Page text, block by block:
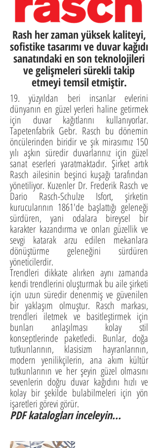
Rash her zaman yüksek kaliteyi,
sofistike tasarımı ve duvar kağıdı
sanatındaki en son teknolojileri
ve gelişmeleri sürekli takip
etmeyi temsil etmiştir.
19. yüzyıldan beri insanlar evlerini
dünyanın en güzel yerleri haline getirmek
için duvar kağıtlarını kullanıyorlar.
Tapetenfabrik Gebr. Rasch bu dönemin
öncülerinden biridir ve şık mirasımız 150
yılı aşkın süredir duvarlarınız için güzel
sanat eserleri yaratmaktadır. Şirket artık
Rasch ailesinin beşinci kuşağı tarafından
yönetiliyor. Kuzenler Dr. Frederik Rasch ve
Dario Rasch-Schulze Isfort, şirketin
kurucularının 1861'de başlattığı geleneği
sürdüren, yani odalara bireysel bir
karakter kazandırma ve onları güzellik ve
sevgi katarak arzu edilen mekanlara
dönüştürme geleneğini sürdüren
yöneticilerdir.
Trendleri dikkate alırken aynı zamanda
kendi trendlerini oluşturmak bu aile şirketi
için uzun süredir denenmiş ve güvenilen
bir yaklaşım olmuştur. Rasch markası,
trendleri iletmek ve basitleştirmek için
bunları anlaşılması kolay stil
konseptlerinde paketledi. Bunlar, doğa
tutkunlarının, klasisizm hayranlarının,
modern yenilikçilerin, ana akım kültür
tutkunlarının ve her şeyin güzel olmasını
sevenlerin doğru duvar kağıdını hızlı ve
kolay bir şekilde bulabilmeleri için yön
işaretleri görevi görür.
PDF katalogları inceleyin...